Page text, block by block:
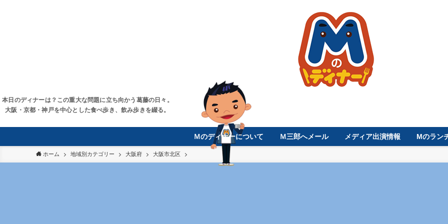
本日のディナーは？この重大な問題に立ち向かう葛藤の日々。
大阪・京都・神戸を中心とした食べ歩き、飲み歩きを綴る。
Ｍのディナーについて Ｍ三郎へメール メディア出演情報 Mのラン
ホーム 地域別カテゴリー 大阪府 大阪市北区